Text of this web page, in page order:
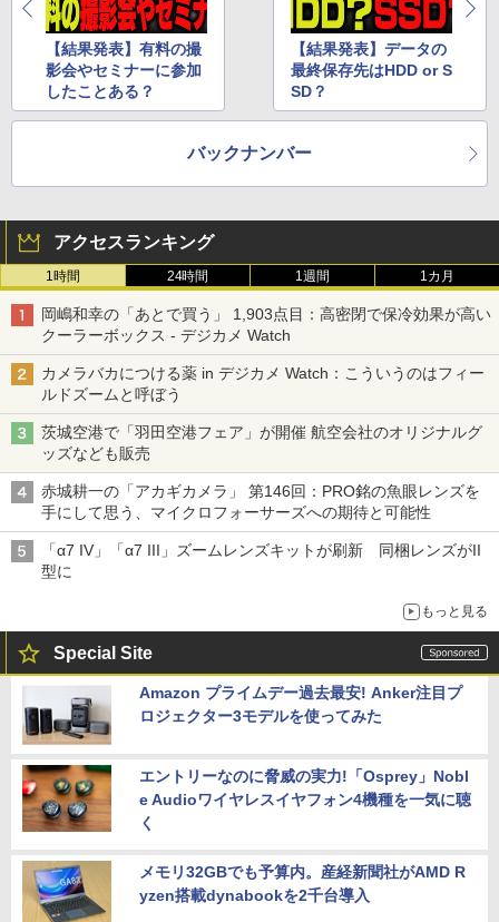
【結果発表】有料の撮
影会やセミナーに参加
したことある？
【結果発表】データの
最終保存先はHDD or S
SD？
バックナンバー
アクセスランキング
1時間 24時間 1週間 1カ月
岡嶋和幸の「あとで買う」 1,903点目：高密閉で保冷効果が高い
クーラーボックス - デジカメ Watch
カメラバカにつける薬 in デジカメ Watch：こういうのはフィー
ルドズームと呼ぼう
茨城空港で「羽田空港フェア」が開催 航空会社のオリジナルグ
ッズなども販売
赤城耕一の「アカギカメラ」 第146回：PRO銘の魚眼レンズを
手にして思う、マイクロフォーサーズへの期待と可能性
「α7 IV」「α7 III」ズームレンズキットが刷新 同梱レンズがII
型に
もっと見る
Special Site
Amazon プライムデー過去最安! Anker注目プ
ロジェクター3モデルを使ってみた
エントリーなのに脅威の実力!「Osprey」Nobl
e Audioワイヤレスイヤフォン4機種を一気に聴
く
メモリ32GBでも予算内。産経新聞社がAMD R
yzen搭載dynabookを2千台導入